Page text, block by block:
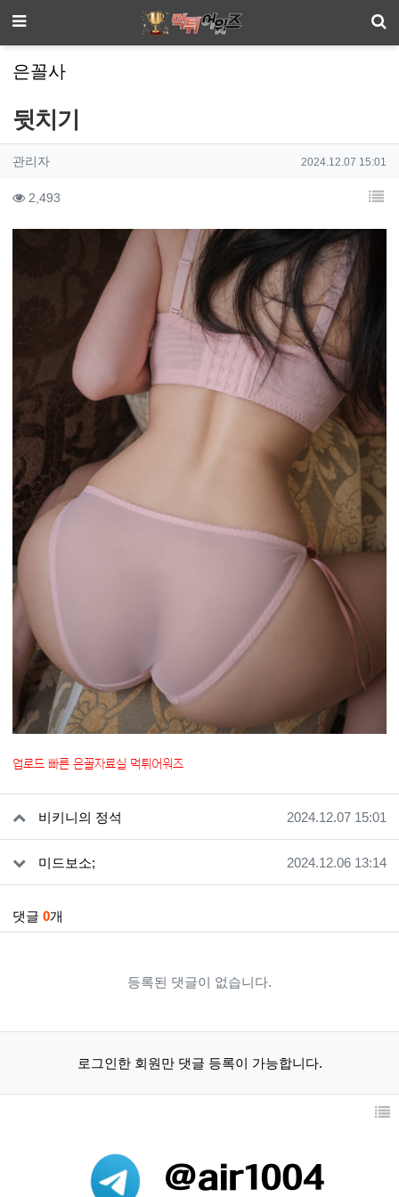
메뉴
은꼴사
뒷치기
작성자 정보
관리자작성 작성일
2024.12.07 15:01
컨텐츠 정보
2,493 목
업로드 빠른 은꼴자료실 먹튀어워즈
관련자료
비키니의 정석 작성일
2024.12.07 15:01
미드보소; 작성일
2024.12.06 13:14
댓글 0개
등록된 댓글이 없습니다.
로그인한 회원만 댓글 등록이 가능합니다.